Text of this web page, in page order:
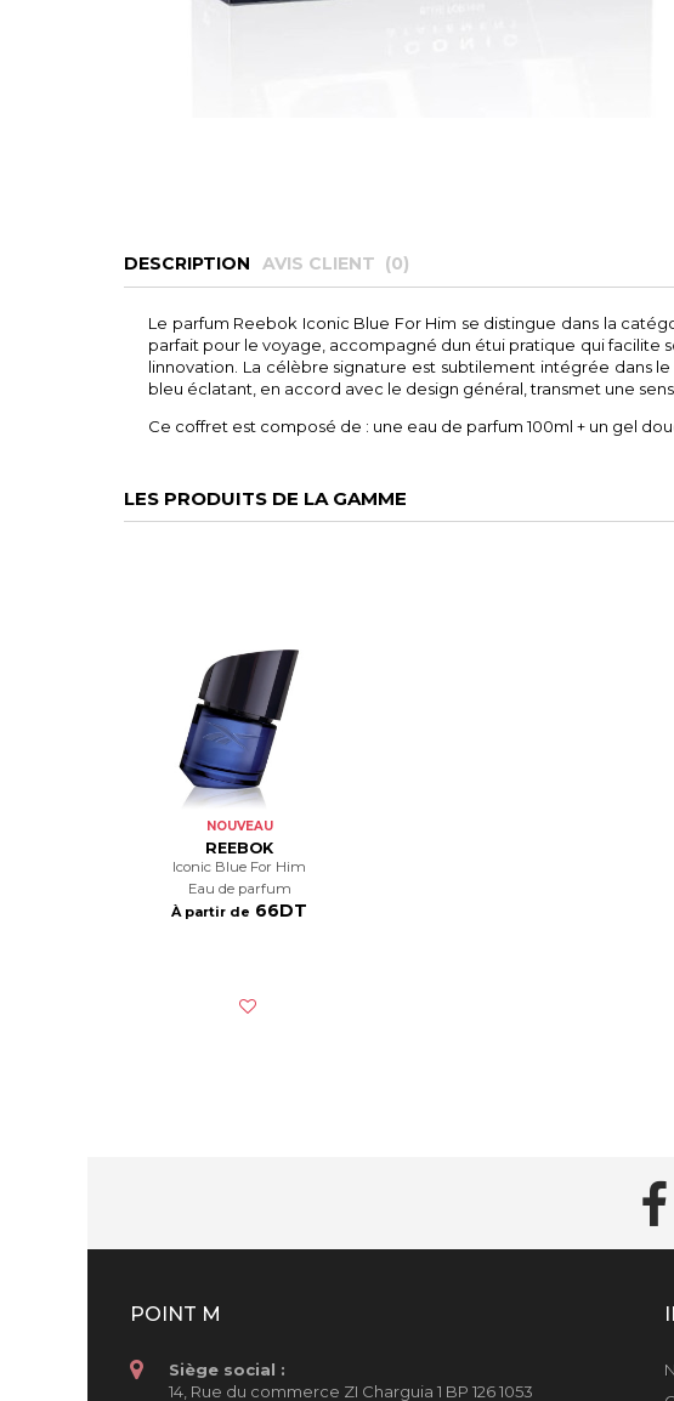
DESCRIPTION AVIS CLIENT (0)
Le parfum Reebok Iconic Blue For Him se distingue dans la
parfait pour le voyage, accompagné dun étui pratique qui facilite
linnovation. La célèbre signature est subtilement intégrée dans
bleu éclatant, en accord avec le design général, transmet une
Ce coffret est composé de : une eau de parfum 100ml + un gel
LES PRODUITS DE LA GAMME
NOUVEAU
REEBOK
Iconic Blue For Him
Eau de parfum
À partir de 66DT
POINT M
Siège social :
14, Rue du commerce ZI Charguia 1 BP 126 1053